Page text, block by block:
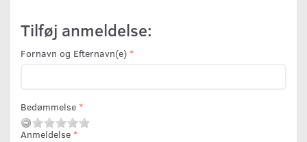
Tilføj anmeldelse:
Fornavn og Efternavn(e)
Bedømmelse
Anmeldelse